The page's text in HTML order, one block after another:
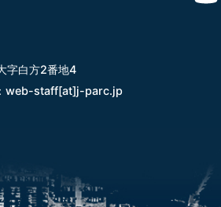
字白方2番地4
web-staff[at]j-parc.jp